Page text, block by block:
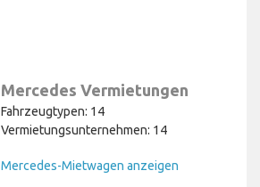
Mercedes Vermietungen
Fahrzeugtypen: 14
Vermietungsunternehmen: 14
Mercedes-Mietwagen anzeigen